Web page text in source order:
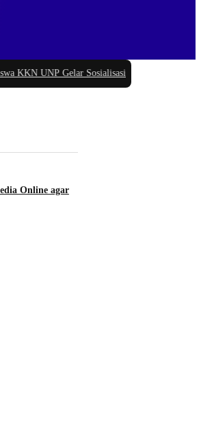
UNP Gelar Sosialisasi Pencegahan Stunting
Online agar